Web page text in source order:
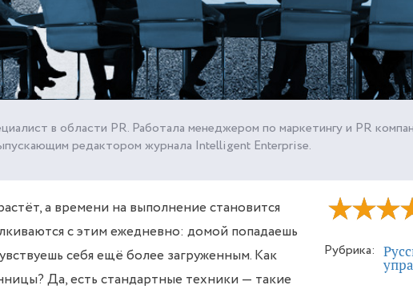
в области PR. Работала менеджером по маркетингу и PR
редактором журнала Intelligent Enterprise.
а времени на выполнение становится
с этим ежедневно: домой попадаешь
себя ещё более загруженным. Как
Да, есть стандартные техники — такие
Рубрика: